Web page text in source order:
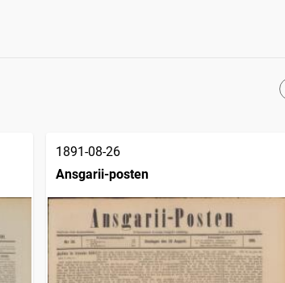
1891-08-26
Ansgarii-posten